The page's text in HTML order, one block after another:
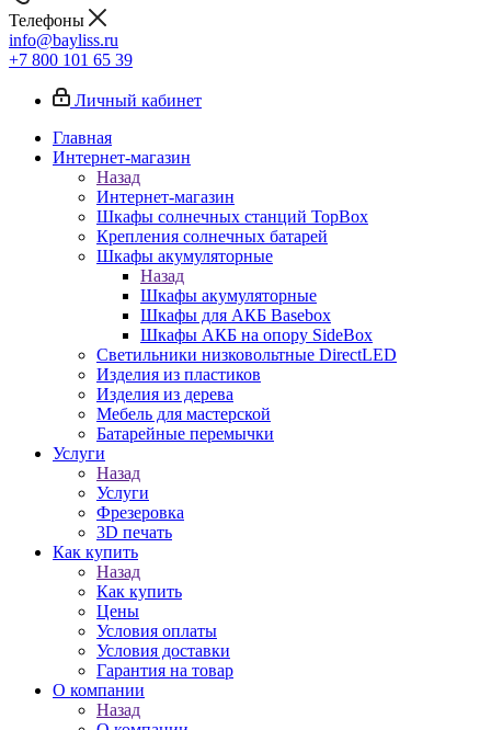
Телефоны
info@bayliss.ru
+7 800 101 65 39
Личный кабинет
Главная
Интернет-магазин
Назад
Интернет-магазин
Шкафы солнечных станций TopBox
Крепления солнечных батарей
Шкафы акумуляторные
Назад
Шкафы акумуляторные
Шкафы для АКБ Basebox
Шкафы АКБ на опору SideBox
Светильники низковольтные DirectLED
Изделия из пластиков
Изделия из дерева
Мебель для мастерской
Батарейные перемычки
Услуги
Назад
Услуги
Фрезеровка
3D печать
Как купить
Назад
Как купить
Цены
Условия оплаты
Условия доставки
Гарантия на товар
О компании
Назад